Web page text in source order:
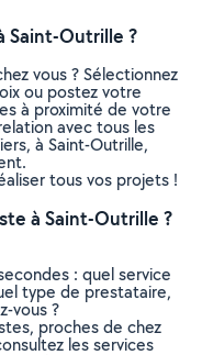
Saint-Outrille ?
vous ? Sélectionnez
ou postez votre
à proximité de votre
avec tous les
à Saint-Outrille,
tous vos projets !
à Saint-Outrille ?
: quel service
type de prestataire,
vous ?
proches de chez
les services